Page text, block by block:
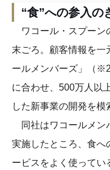
“食”への参入の
ワコール・スプーン
末ごろ。顧客情報を一
ールメンバーズ」（
に合わせ、500万人以
した新事業の開発を模
同社はワコールメン
実施したところ、食へ
ービスをよく使ってい